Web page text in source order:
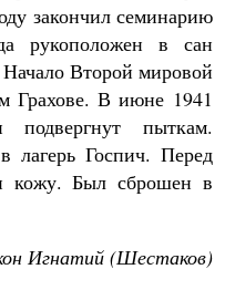
закончил семинарию
рукоположен в сан
Второй мировой
Грахове. В июне 1941
пыткам.
лагерь Госпич. Перед
кожу. Был сброшен в
Игнатий (Шестаков)